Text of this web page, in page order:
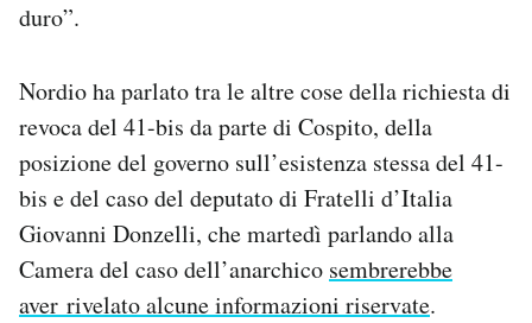
duro”.
Nordio ha parlato tra le altre cose della richiesta di
revoca del 41-bis da parte di Cospito, della
posizione del governo sull’esistenza stessa del 41-
bis e del caso del deputato di Fratelli d’Italia
Giovanni Donzelli, che martedì parlando alla
Camera del caso dell’anarchico sembrerebbe
aver rivelato alcune informazioni riservate.